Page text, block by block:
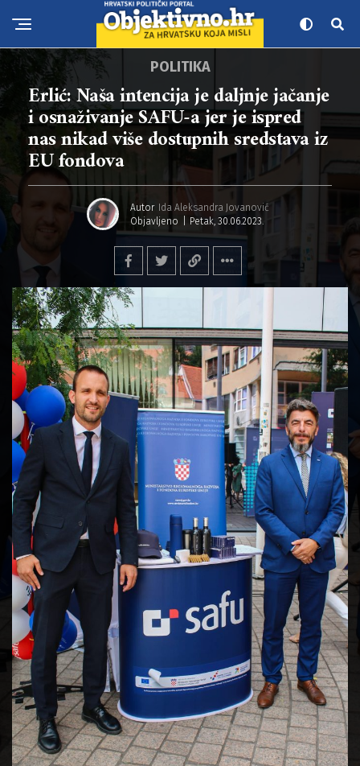
POLITIKA
Erlić: Naša intencija je daljnje jačanje
i osnaživanje SAFU-a jer je ispred
nas nikad više dostupnih sredstava iz
EU fondova
Autor Ida Aleksandra Jovanović
Objavljeno
Petak, 30.06.2023.